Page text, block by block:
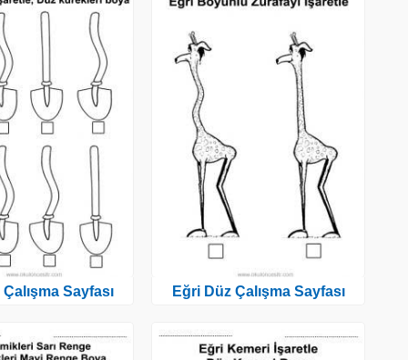
Sayfası Eğri Düz Çalışma Sayfası